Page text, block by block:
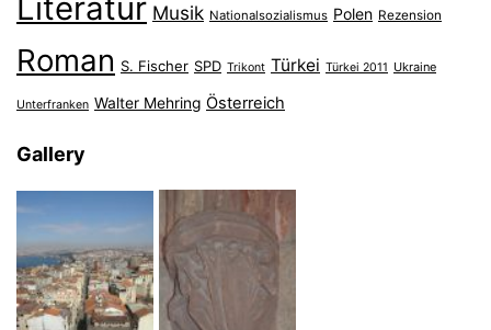
Literatur Musik Nationalsozialismus Polen Rezension
Roman S. Fischer SPD Trikont Türkei Türkei 2011 Ukraine
Unterfranken Walter Mehring Österreich
Gallery